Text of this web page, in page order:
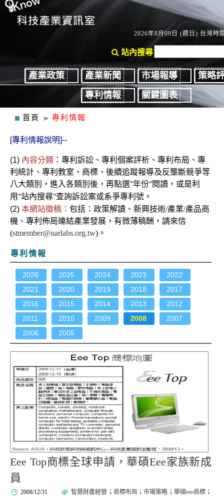
2026年8月09日 (週日) 台灣時
站內搜尋
產業政策 產業新聞 市場報導
策略
專利情報
關鍵圖表
首頁 專利情報
[專利情報說明]--
(1) 內容分類 ： 專利 訴訟、 專利個案評析、專利布局、專
利統計、專利教室 、商標、後續追蹤報導及反壟斷競爭等
八大類別，進入各類別後 ，再點選"年份"閱讀，或是利
用 "站內搜尋"查詢訴訟案或系爭專利號。
(2) 本網站徵稿： 包括：政策解讀、新興技術/產業/產品商
機、專利佈局連結產業發展，有微薄稿酬，請來信
(stmember@narlabs.org.tw)。
專利情報
2026 2025 2024 2023
2022
2021
2020 2019 2018
2017
2016
2015 2014 2013
2012
2011
2010 2009 2008
2007
2006
2005
Eee Top商標全球申請，華碩Eee家族新成
員
2008/12/31 智慧財產經營 ； 商標布局 ；市場策略 ； 華碩eee商標 ；